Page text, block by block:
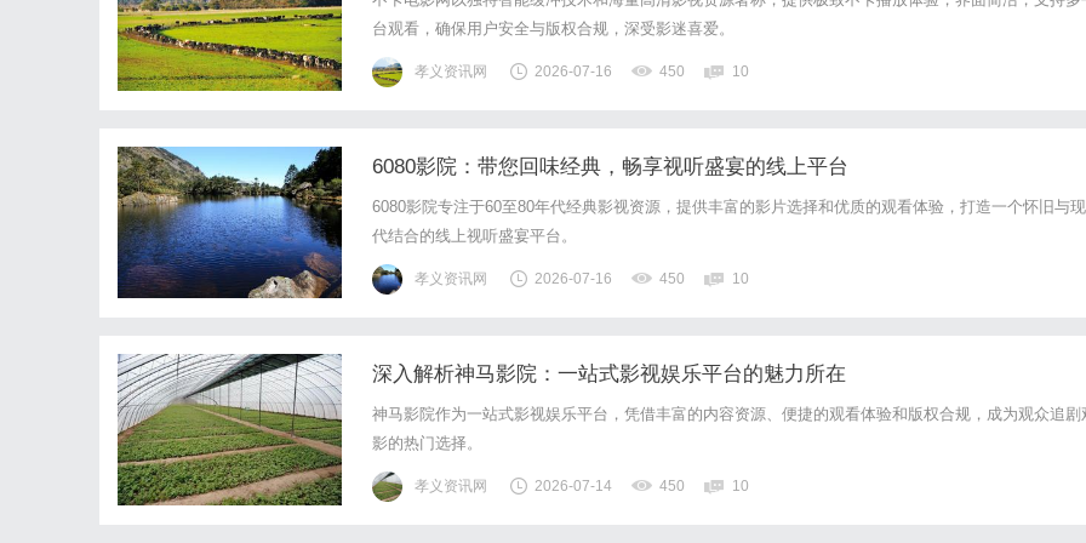
台观看，确保用户安全与版权合规，深受影迷喜爱。
孝义资讯网 2026-07-16 450 10
6080影院：带您回味经典，畅享视听盛宴的线上平台
6080影院专注于60至80年代经典影视资源，提供丰富的影片选择和优质的观看体验，打造一个怀旧与现
代结合的线上视听盛宴平台。
孝义资讯网 2026-07-16 450 10
深入解析神马影院：一站式影视娱乐平台的魅力所在
神马影院作为一站式影视娱乐平台，凭借丰富的内容资源、便捷的观看体验和版权合规，成为观众追剧
影的热门选择。
孝义资讯网 2026-07-14 450 10